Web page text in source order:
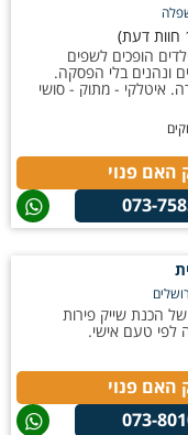
הופכים לשפים
ונהנים בלי הפסקה.
איטלקי - מתוק - סושי
האם פנוי
073-
הכנת שייק פירות
לפי טעם אישי.
האם פנוי
073-